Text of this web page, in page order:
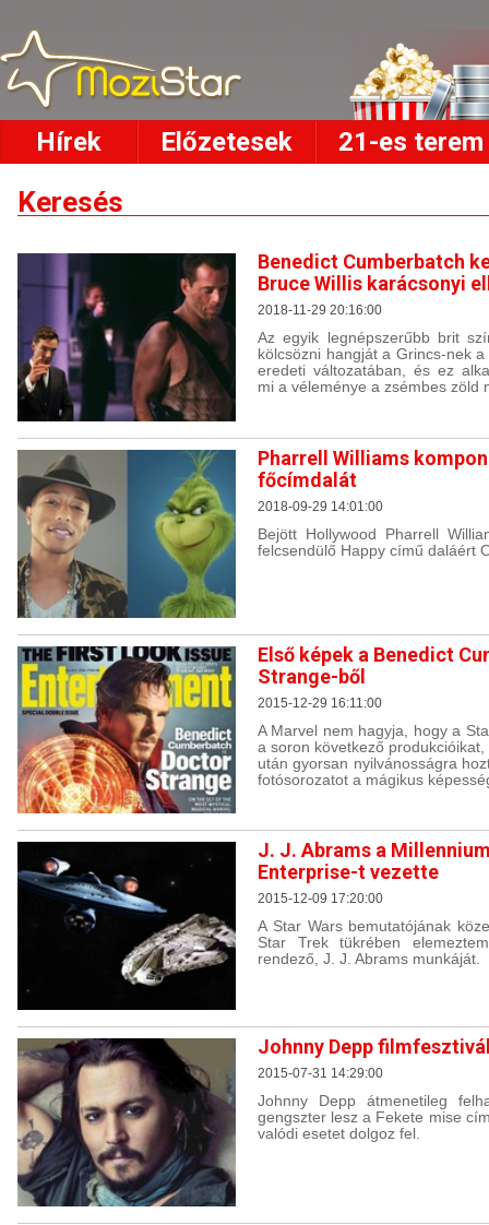
Hírek Előzetesek 21-es terem
Keresés
Benedict Cumberbatch
Bruce Willis karácsonyi
2018-11-29 20:16:00
Az egyik legnépszerűbb brit
kölcsözni hangját a Grincs-nek
eredeti változatában, és ez
mi a véleménye a zsémbes zöld
Pharrell Williams
főcímdalát
2018-09-29 14:01:00
Bejött Hollywood Pharrell
felcsendülő Happy című daláért
Első képek a Benedict
Strange-ből
2015-12-29 16:11:00
A Marvel nem hagyja, hogy a
a soron következő
után gyorsan nyilvánosságra
fotósorozatot a mágikus
J. J. Abrams a
Enterprise-t vezette
2015-12-09 17:20:00
A Star Wars bemutatójának
Star Trek tükrében
rendező, J. J. Abrams munkáját.
Johnny Depp
2015-07-31 14:29:00
Johnny Depp átmenetileg
gengszter lesz a Fekete mise
valódi esetet dolgoz fel.